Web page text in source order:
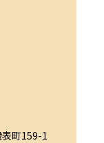
町159-1